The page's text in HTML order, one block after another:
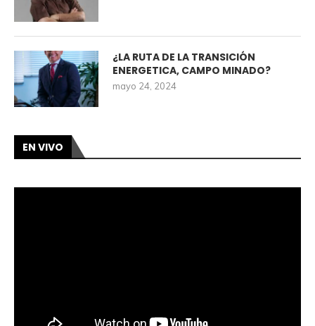
¿LA RUTA DE LA TRANSICIÓN
ENERGETICA, CAMPO MINADO?
mayo 24, 2024
EN VIVO